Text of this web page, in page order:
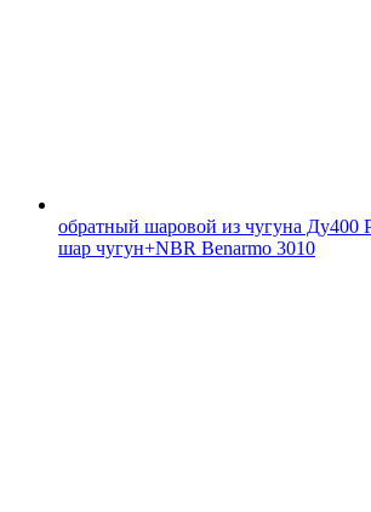
обратный шаровой из чугуна Ду400
шар чугун+NBR Benarmo 3010